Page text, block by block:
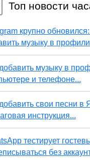
Топ новости
крупно
музыку в
музыку в
и телефоне...
свои песни в
инструкция...
тестирует
без